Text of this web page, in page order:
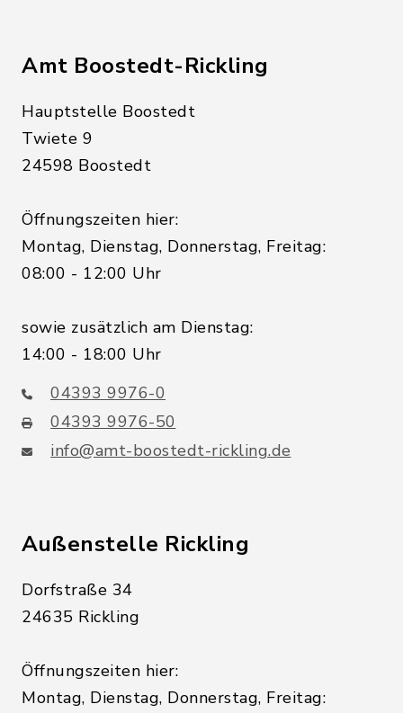
Amt Boostedt-Rickling
Hauptstelle Boostedt
Twiete 9
24598 Boostedt
Öffnungszeiten hier:
Montag, Dienstag, Donnerstag, Freitag:
08:00 - 12:00 Uhr
sowie zusätzlich am Dienstag:
14:00 - 18:00 Uhr
04393 9976-0
04393 9976-50
info@amt-boostedt-rickling.de
Außenstelle Rickling
Dorfstraße 34
24635 Rickling
Öffnungszeiten hier:
Montag, Dienstag, Donnerstag, Freitag: